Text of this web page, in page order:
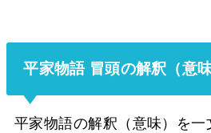
平家物語 冒頭の解釈（意味
平家物語の解釈（意味）を一